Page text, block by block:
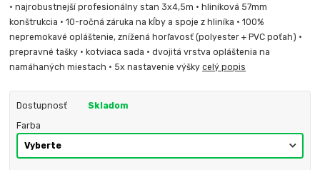
• najrobustnejší profesionálny stan 3x4,5m • hliníková 57mm
konštrukcia • 10-ročná záruka na kĺby a spoje z hliníka • 100%
nepremokavé opláštenie, znížená horľavosť (polyester + PVC poťah) •
prepravné tašky • kotviaca sada • dvojitá vrstva opláštenia na
namáhaných miestach • 5x nastavenie výškycelý popis
Dostupnosť Skladom
Farba